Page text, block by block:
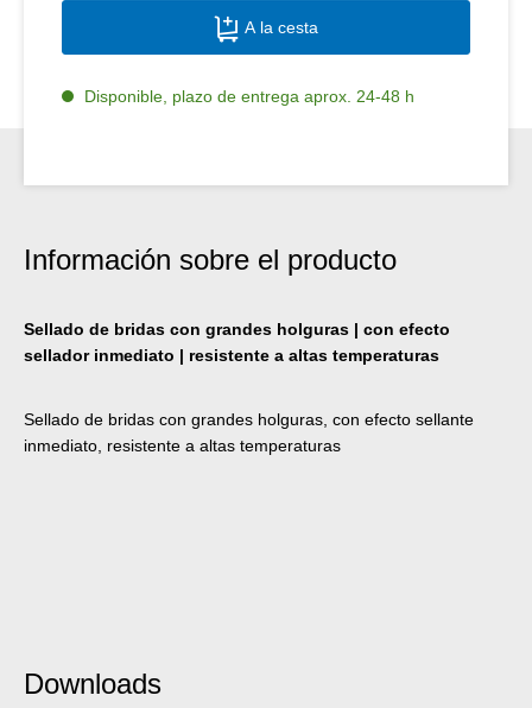
A la cesta
Disponible, plazo de entrega aprox. 24-48 h
Información sobre el producto
Sellado de bridas con grandes holguras | con efecto
sellador inmediato | resistente a altas temperaturas
Sellado de bridas con grandes holguras, con efecto sellante
inmediato, resistente a altas temperaturas
Downloads